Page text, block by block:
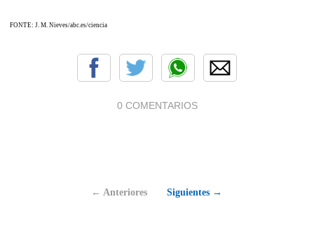
FONTE: J. M. Nieves/abc.es/ciencia
0 COMENTARIOS
← Anteriores Siguientes →